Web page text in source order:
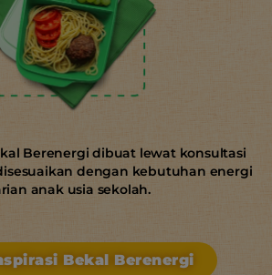
Berenergi dibuat lewat konsultasi
dengan kebutuhan energi
anak usia sekolah.
Bekal Berenergi